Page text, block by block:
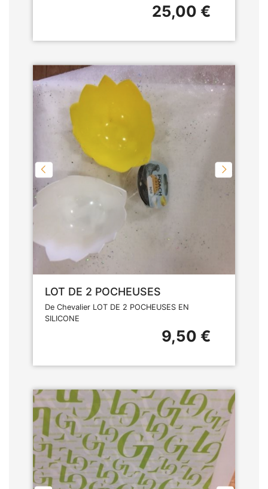
25,00 €
LOT DE 2 POCHEUSES
De Chevalier LOT DE 2 POCHEUSES EN
SILICONE
9,50 €